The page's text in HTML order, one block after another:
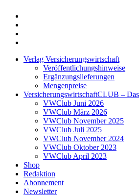
Verlag Versicherungswirtschaft
Veröffentlichungshinweise
Ergänzungslieferungen
Mengenpreise
VersicherungswirtschaftCLUB –
VWClub Juni 2026
VWClub März 2026
VWClub November 2025
VWClub Juli 2025
VWClub November 2024
VWClub Oktober 2023
VWClub April 2023
Shop
Redaktion
Abonnement
Newsletter